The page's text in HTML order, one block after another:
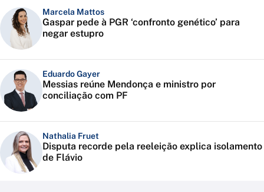
Marcela Mattos
Gaspar pede à PGR ‘confronto genético’ para
negar estupro
Eduardo Gayer
Messias reúne Mendonça e ministro por
conciliação com PF
Nathalia Fruet
Disputa recorde pela reeleição explica isolamento
de Flávio